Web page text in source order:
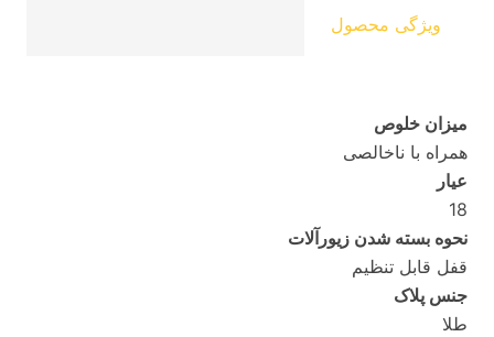
ویژگی محصول
میزان خلوص
همراه با ناخالصی
عیار
18
نحوه بسته شدن زیورآلات
قفل قابل تنظیم
جنس پلاک
طلا